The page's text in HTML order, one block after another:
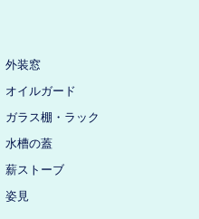
外装窓
オイルガード
ガラス棚・ラック
水槽の蓋
薪ストーブ
姿見